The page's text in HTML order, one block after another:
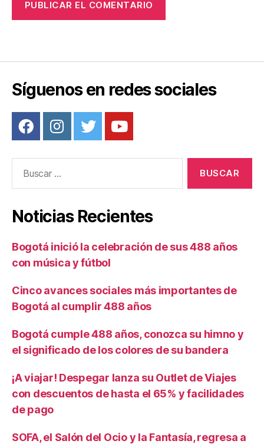
Síguenos en redes sociales
Noticias Recientes
Bogotá inició la celebración de sus 488 años
con música y fútbol
Cinco avances sociales más importantes de
Bogotá al cumplir 488 años
Bogotá cumple 488 años, conozca su himno y
el significado de los colores de su bandera
¡A viajar! Despegar lanza su Outlet de Viajes
con descuentos de hasta el 65% y facilidades
de pago
SOFA, el Salón del Ocio y la Fantasía, regresa a